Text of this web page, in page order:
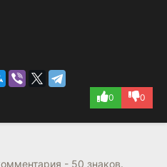
0 0
- 50 знаков.